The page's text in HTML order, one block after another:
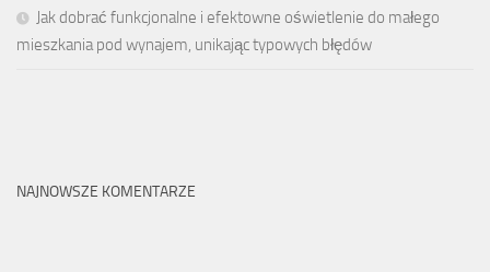
Jak dobrać funkcjonalne i efektowne oświetlenie do małego
mieszkania pod wynajem, unikając typowych błędów
NAJNOWSZE KOMENTARZE